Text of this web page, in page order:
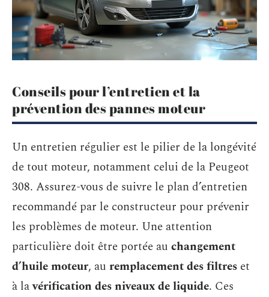
Conseils pour l’entretien et la
prévention des pannes moteur
Un entretien régulier est le pilier de la longévité
de tout moteur, notamment celui de la Peugeot
308. Assurez-vous de suivre le plan d’entretien
recommandé par le constructeur pour prévenir
les problèmes de moteur. Une attention
particulière doit être portée au changement
d’huile moteur, au remplacement des filtres et
à lavérification des niveaux de liquide. Ces